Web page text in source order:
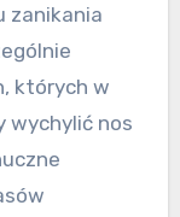
zanikania
których w
wychylić nos